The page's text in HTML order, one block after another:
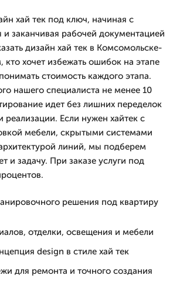
хай тек под ключ, начиная с
заканчивая рабочей документацией
дизайн хай тек в Комсомольске-
кто хочет избежать ошибок на этапе
стоимость каждого этапа.
нашего специалиста не менее 10
идет без лишних переделок
реализации. Если нужен хайтек с
мебели, скрытыми системами
линий, мы подберем
и задачу. При заказе услуги под
решения под квартиру
отделки, освещения и мебели
design в стиле хай тек
для ремонта и точного создания